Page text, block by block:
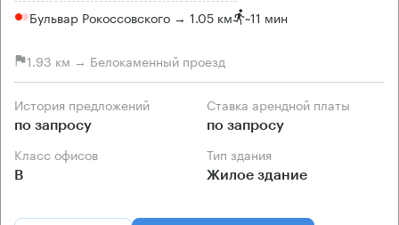
Бульвар Рокоссовского → 1.05 км ~11 мин
1.93 км → Белокаменный проезд
История предложений
по запросу
Ставка арендной платы
по запросу
Класс офисов
B
Тип здания
Жилое здание